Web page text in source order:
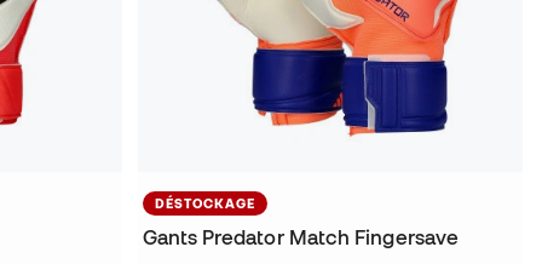
DÉSTOCKAGE
Gants Predator Match Fingersave